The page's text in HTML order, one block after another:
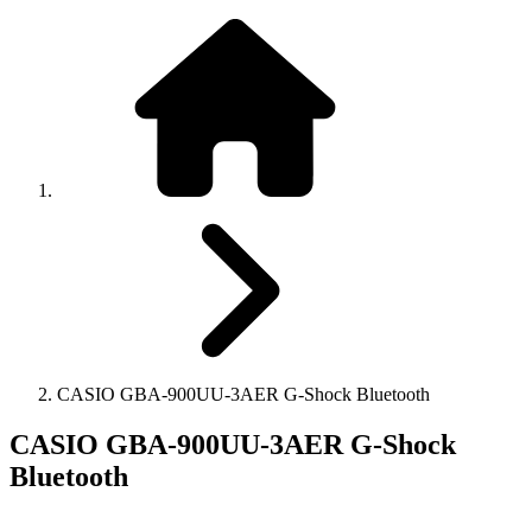
CASIO GBA-900UU-3AER G-Shock Bluetooth
CASIO GBA-900UU-3AER G-Shock
Bluetooth